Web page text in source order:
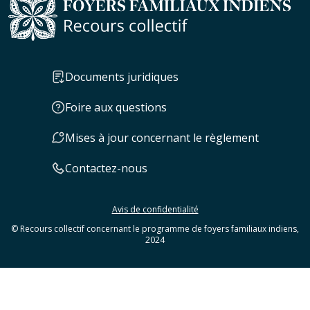
Documents juridiques
Foire aux questions
Mises à jour concernant le règlement
Contactez-nous
Avis de confidentialité
© Recours collectif concernant le programme de foyers familiaux indiens,
2024